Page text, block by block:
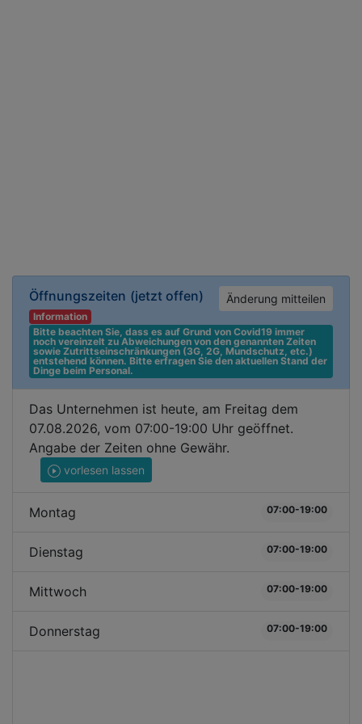
Öffnungszeiten (jetzt offen) Änderung mitteilen
Information
Bitte beachten Sie, dass es auf Grund von Covid19 immer
noch vereinzelt zu Abweichungen von den genannten Zeiten
sowie Zutrittseinschränkungen (3G, 2G, Mundschutz, etc.)
entstehend können. Bitte erfragen Sie den aktuellen Stand der
Dinge beim Personal.
Das Unternehmen ist heute, am Freitag dem
07.08.2026, vom 07:00-19:00 Uhr geöffnet.
Angabe der Zeiten ohne Gewähr.
vorlesen lassen
Montag 07:00-19:00
Dienstag 07:00-19:00
Mittwoch 07:00-19:00
Donnerstag 07:00-19:00